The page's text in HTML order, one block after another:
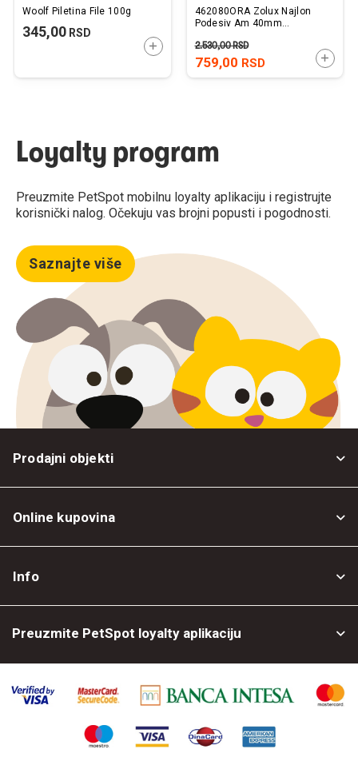
Woolf Piletina File 100g
345,00 RSD
DODAJTE U KORPU
462080ORA Zolux Najlon
Podesiv Am 40mm
759,00 RSD
2.530,00RSD
Loyalty program
Preuzmite PetSpot mobilnu loyalty aplikaciju i registrujte
korisnički nalog. Očekuju vas brojni popusti i pogodnosti.
Saznajte više
Prodajni objekti
Online kupovina
Info
Preuzmite PetSpot loyalty aplikaciju